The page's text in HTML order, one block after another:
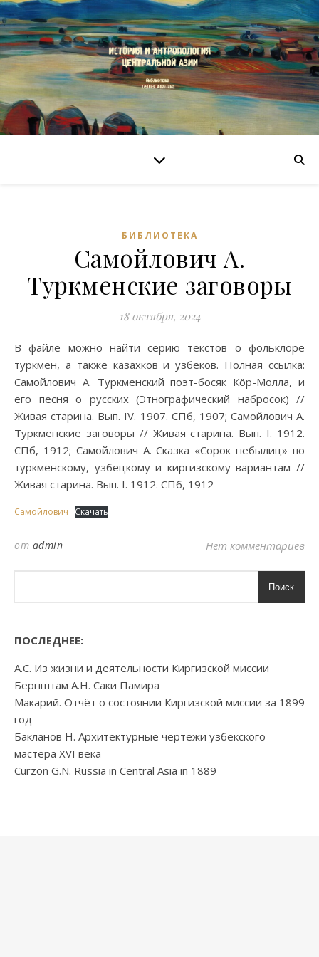
БИБЛИОТЕКА
Самойлович А.
Туркменские заговоры
18 октября, 2024
В файле можно найти серию текстов о фольклоре
туркмен, а также казахков и узбеков. Полная ссылка:
Самойлович А. Туркменский поэт-босяк Кöр-Молла, и
его песня о русских (Этнографический набросок) //
Живая старина. Вып. IV. 1907. СПб, 1907; Самойлович А.
Туркменские заговоры // Живая старина. Вып. I. 1912.
СПб, 1912; Самойлович А. Сказка «Сорок небылиц» по
туркменскому, узбецкому и киргизскому вариантам //
Живая старина. Вып. I. 1912. СПб, 1912
Самойлович Скачать
от admin Нет комментариев
Поиск
ПОСЛЕДНЕЕ:
А.С. Из жизни и деятельности Киргизской миссии
Бернштам А.Н. Саки Памира
Макарий. Отчёт о состоянии Киргизской миссии за 1899
год
Бакланов Н. Архитектурные чертежи узбекского
мастера XVI века
Curzon G.N. Russia in Central Asia in 1889